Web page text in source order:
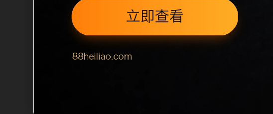
定、相关，图片文件名和 alt/title 也跟随主关键词、栏
述为空、正文摘要不足或关键词连续重复，则不进入
热榜内容，提升停留时间和页面可抓取性。第2条内容